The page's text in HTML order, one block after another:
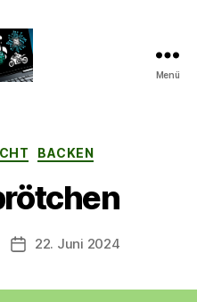
Menü
Kategorien
BACKEN
Beitragsdatum
22. Juni 2024